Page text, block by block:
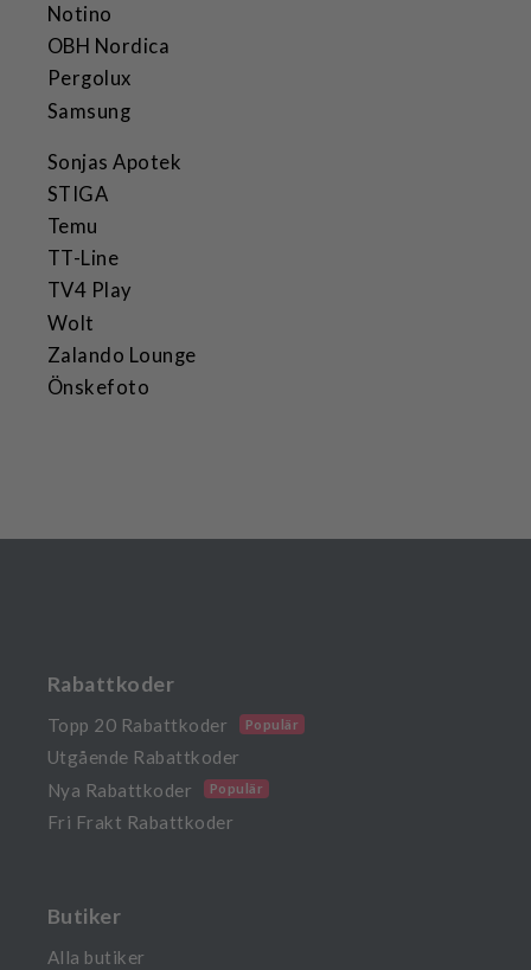
Notino
OBH Nordica
Pergolux
Samsung
Sonjas Apotek
STIGA
Temu
TT-Line
TV4 Play
Wolt
Zalando Lounge
Önskefoto
Rabattkoder
Topp 20 Rabattkoder Populär
Utgående Rabattkoder
Nya Rabattkoder
Populär
Fri Frakt Rabattkoder
Butiker
Alla butiker